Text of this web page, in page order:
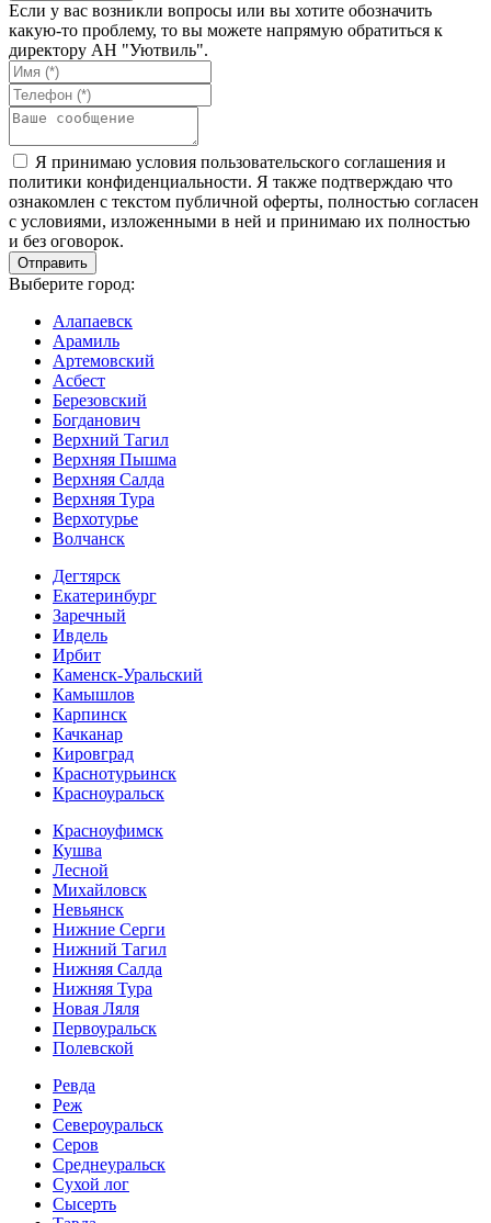
Если у вас возникли вопросы или вы хотите обозначить
какую-то проблему, то вы можете напрямую обратиться к
директору АН "Уютвиль".
Я принимаю условия пользовательского соглашения и
политики конфиденциальности. Я также подтверждаю что
ознакомлен с текстом публичной оферты, полностью согласен
с условиями, изложенными в ней и принимаю их полностью
и без оговорок.
Выберите город:
Алапаевск
Арамиль
Артемовский
Асбест
Березовский
Богданович
Верхний Тагил
Верхняя Пышма
Верхняя Салда
Верхняя Тура
Верхотурье
Волчанск
Дегтярск
Екатеринбург
Заречный
Ивдель
Ирбит
Каменск-Уральский
Камышлов
Карпинск
Качканар
Кировград
Краснотурьинск
Красноуральск
Красноуфимск
Кушва
Лесной
Михайловск
Невьянск
Нижние Серги
Нижний Тагил
Нижняя Салда
Нижняя Тура
Новая Ляля
Первоуральск
Полевской
Ревда
Реж
Североуральск
Серов
Среднеуральск
Сухой лог
Сысерть